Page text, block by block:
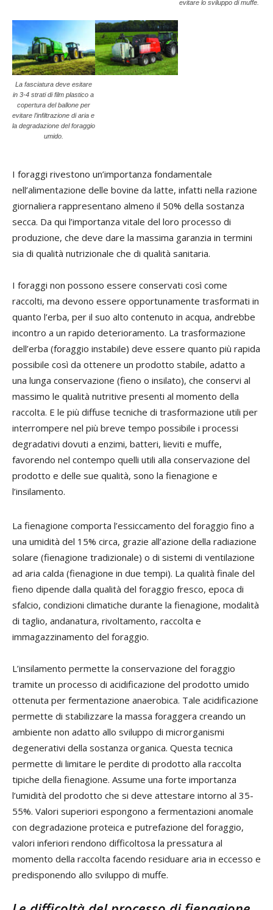
evitare lo sviluppo di muffe.
La fasciatura deve esitare
in 3-4 strati di film plastico a
copertura del ballone per
evitare l’infiltrazione di aria e
la degradazione del foraggio
umido.
I foraggi rivestono un’importanza fondamentale
nell’alimentazione delle bovine da latte, infatti nella razione
giornaliera rappresentano almeno il 50% della sostanza
secca. Da qui l’importanza vitale del loro processo di
produzione, che deve dare la massima garanzia in termini
sia di qualità nutrizionale che di qualità sanitaria.
I foraggi non possono essere conservati così come
raccolti, ma devono essere opportunamente trasformati in
quanto l’erba, per il suo alto contenuto in acqua, andrebbe
incontro a un rapido deterioramento. La trasformazione
dell’erba (foraggio instabile) deve essere quanto più rapida
possibile così da ottenere un prodotto stabile, adatto a
una lunga conservazione (fieno o insilato), che conservi al
massimo le qualità nutritive presenti al momento della
raccolta. E le più diffuse tecniche di trasformazione utili per
interrompere nel più breve tempo possibile i processi
degradativi dovuti a enzimi, batteri, lieviti e muffe,
favorendo nel contempo quelli utili alla conservazione del
prodotto e delle sue qualità, sono la fienagione e
l’insilamento.
La fienagione comporta l’essiccamento del foraggio fino a
una umidità del 15% circa, grazie all’azione della radiazione
solare (fienagione tradizionale) o di sistemi di ventilazione
ad aria calda (fienagione in due tempi). La qualità finale del
fieno dipende dalla qualità del foraggio fresco, epoca di
sfalcio, condizioni climatiche durante la fienagione, modalità
di taglio, andanatura, rivoltamento, raccolta e
immagazzinamento del foraggio.
L’insilamento permette la conservazione del foraggio
tramite un processo di acidificazione del prodotto umido
ottenuta per fermentazione anaerobica. Tale acidificazione
permette di stabilizzare la massa foraggera creando un
ambiente non adatto allo sviluppo di microrganismi
degenerativi della sostanza organica. Questa tecnica
permette di limitare le perdite di prodotto alla raccolta
tipiche della fienagione. Assume una forte importanza
l’umidità del prodotto che si deve attestare intorno al 35-
55%. Valori superiori espongono a fermentazioni anomale
con degradazione proteica e putrefazione del foraggio,
valori inferiori rendono difficoltosa la pressatura al
momento della raccolta facendo residuare aria in eccesso e
predisponendo allo sviluppo di muffe.